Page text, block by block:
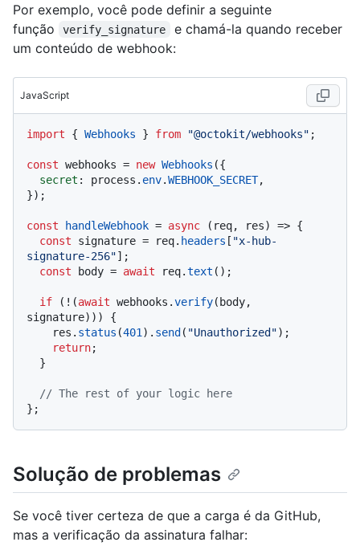
Por exemplo, você pode definir a seguinte
função
verify_signature
e chamá-la quando receber
um conteúdo de webhook:
JavaScript
import { Webhooks } from "@octokit/webhooks" ;
const webhooks = new Webhooks ({
secret : process. env.WEBHOOK_SECRET,
});
const handleWebhook = async ( req, res) => {
const signature = req. headers [ "x-hub-
signature-256"];
const body = await req.text ();
if (!(await webhooks.verify(body,
signature))) {
    res.
status (401 ). send ( "Unauthorized");
return;
// The rest of your logic here
Solução de problemas
Se você tiver certeza de que a carga é da GitHub,
mas a verificação da assinatura falhar: